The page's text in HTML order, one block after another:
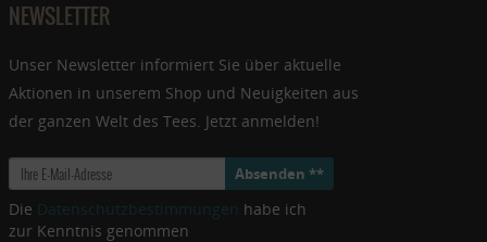
NEWSLETTER
Unser Newsletter informiert Sie über aktuelle
Aktionen in unserem Shop und Neuigkeiten aus
der ganzen Welt des Tees. Jetzt anmelden!
Absenden **
Die
habe ich
zur Kenntnis genommen